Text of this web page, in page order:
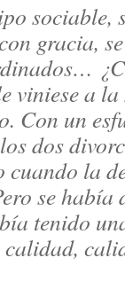
sociable,
gracia,
viniese a
Con un
dos
cuando la
se
tenido